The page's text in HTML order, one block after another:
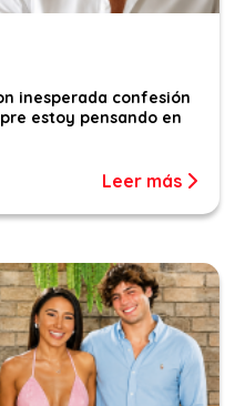
inesperada confesión
estoy pensando en
Leer más